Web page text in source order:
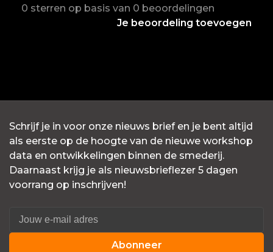
0 sterren op basis van 0 beoordelingen
Je beoordeling toevoegen
Schrijf je in voor onze nieuws brief en je bent altijd
als eerste op de hoogte van de nieuwe workshop
data en ontwikkelingen binnen de smederij.
Daarnaast krijg je als nieuwsbrieflezer 5 dagen
voorrang op inschrijven!
Abonneer